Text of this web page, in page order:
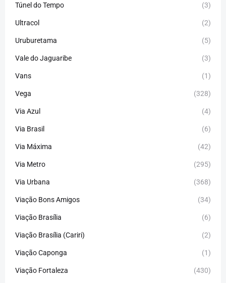
Túnel do Tempo (3)
Ultracol (2)
Uruburetama (5)
Vale do Jaguaribe (3)
Vans (1)
Vega (328)
Via Azul (4)
Via Brasil (6)
Via Máxima (42)
Via Metro (295)
Via Urbana (368)
Viação Bons Amigos (34)
Viação Brasília (6)
Viação Brasília (Cariri) (2)
Viação Caponga (1)
Viação Fortaleza (430)